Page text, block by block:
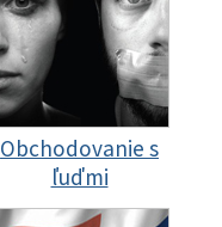
Obchodovanie s
ľuďmi